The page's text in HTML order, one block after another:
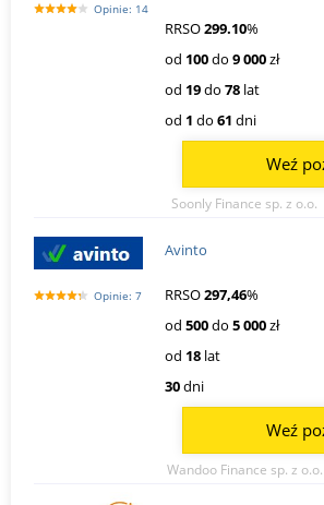
Opinie: 14
RRSO299.10%
od 100do 9 000zł
od 19do 78 lat
od 1 do 61 dni
Soonly Finance sp. z o.o.
Weź
Opinie: 7
Avinto
RRSO297,46%
od 500do 5 000zł
od 18 lat
30dni
Wandoo Finance sp. z o.o.
Weź